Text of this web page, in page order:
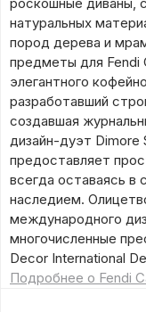
натуральных
пород дерева и
предметы для Fendi
элегантного
разработавший
создавшая
дизайн-дуэт Dimore
предоставляет
всегда оставаясь в
наследием.
международного
многочисленные
Decor International
Подробнее о Fendi